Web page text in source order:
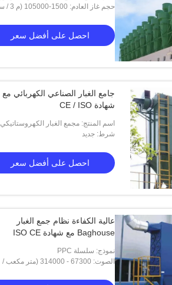
حجم غاز العادم: 1500-105000 (م 3 / ساعة)
احصل على أفضل سعر
جامع الغبار الصناعي الكهربائي مع
شهادة CE / ISO
اسم المنتج: مجمع الغبار الكهروستاتيكي
الصناعي
شرط: جديد
احصل على أفضل سعر
عالية الكفاءة نظام جمع الغبار
Baghouse مع شهادة ISO CE
نموذج: سلسلة PPC
الصوت: 67300 - 314000 (متر مكعب /